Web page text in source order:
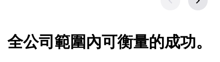
全公司範圍內可衡量的成功。